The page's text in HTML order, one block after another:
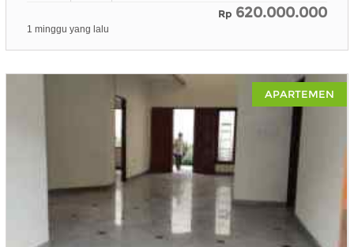
Rp 620.000.000
1 minggu yang lalu
APARTEMEN